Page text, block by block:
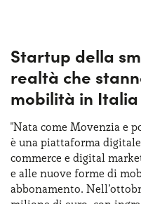
Startup della
realtà che
mobilità in Italia
"Nata come Movenzia e
è una piattaforma
commerce e digital
e alle nuove forme di
abbonamento.